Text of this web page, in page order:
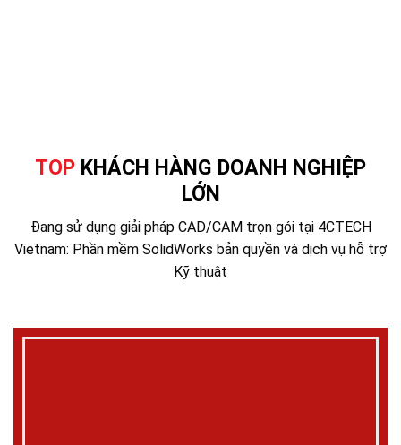
TOP KHÁCH HÀNG DOANH NGHIỆP
LỚN
Đang sử dụng giải pháp CAD/CAM trọn gói tại 4CTECH
Vietnam: Phần mềm SolidWorks bản quyền và dịch vụ hỗ trợ
Kỹ thuật